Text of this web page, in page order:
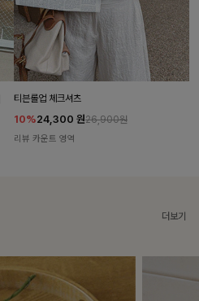
티븐롤업 체크셔츠
10%24,300 원26,900원
리뷰 카운트 영역
더보기